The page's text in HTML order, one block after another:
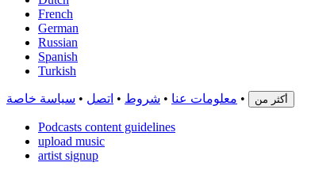
French
German
Russian
Spanish
Turkish
معلومات عنا • شروط • اتصل • سياسة خاصة • أكثر من
Podcasts content guidelines
upload music
artist signup